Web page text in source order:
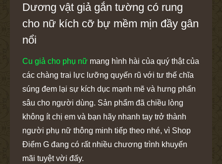
Dương vật giả gắn tường có rung
cho nữ kích cỡ bự mềm mịn đầy gân
nổi
Cu giả cho phụ nữ mang hình hài của quý thật của
các chàng trai lực lưỡng quyến rũ với tư thế chĩa
súng đem lại sự kích dục mạnh mẽ và hưng phấn
sâu cho người dùng. Sản phẩm đã chiều lòng
không ít chị em và bạn hãy nhanh tay trở thành
người phụ nữ thông minh tiếp theo nhé, vì Shop
Điểm G đang có rất nhiều chương trình khuyến
mãi tuyệt vời đấy.